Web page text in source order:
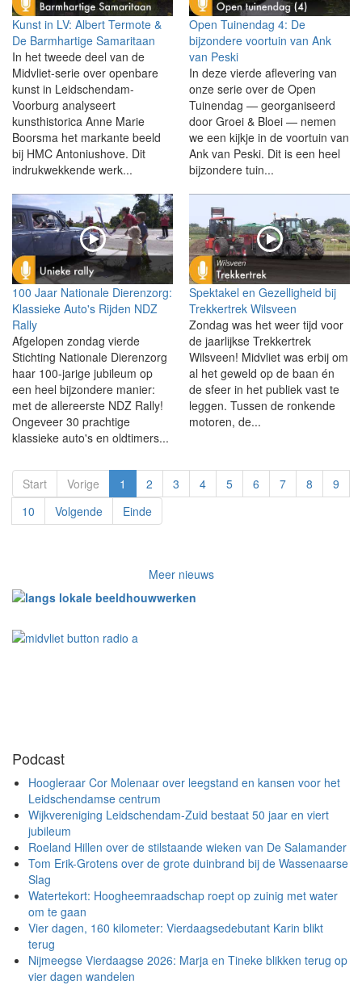
Kunst in LV: Albert Termote &
De Barmhartige Samaritaan
In het tweede deel van de
Midvliet-serie over openbare
kunst in Leidschendam-
Voorburg analyseert
kunsthistorica Anne Marie
Boorsma het markante beeld
bij HMC Antoniushove. Dit
indrukwekkende werk...
Open Tuinendag 4: De
bijzondere voortuin van Ank
van Peski
In deze vierde aflevering van
onze serie over de Open
Tuinendag — georganiseerd
door Groei & Bloei — nemen
we een kijkje in de voortuin van
Ank van Peski. Dit is een heel
bijzondere tuin...
100 Jaar Nationale Dierenzorg:
Klassieke Auto's Rijden NDZ
Rally
Afgelopen zondag vierde
Stichting Nationale Dierenzorg
haar 100-jarige jubileum op
een heel bijzondere manier:
met de allereerste NDZ Rally!
Ongeveer 30 prachtige
klassieke auto's en oldtimers...
Spektakel en Gezelligheid bij
Trekkertrek Wilsveen
Zondag was het weer tijd voor
de jaarlijkse Trekkertrek
Wilsveen! Midvliet was erbij om
al het geweld op de baan én
de sfeer in het publiek vast te
leggen. Tussen de ronkende
motoren, de...
Start Vorige 1 2 3 4 5 6 7 8
9
10
Volgende Einde
Meer nieuws
Podcast
Hoogleraar Cor Molenaar over leegstand en kansen voor het
Leidschendamse centrum
Wijkvereniging Leidschendam-Zuid bestaat 50 jaar en viert
jubileum
Roeland Hillen over de stilstaande wieken van De Salamander
Tom Erik-Grotens over de grote duinbrand bij de Wassenaarse
Slag
Watertekort: Hoogheemraadschap roept op zuinig met water
om te gaan
Vier dagen, 160 kilometer: Vierdaagsedebutant Karin blikt
terug
Nijmeegse Vierdaagse 2026: Marja en Tineke blikken terug op
vier dagen wandelen